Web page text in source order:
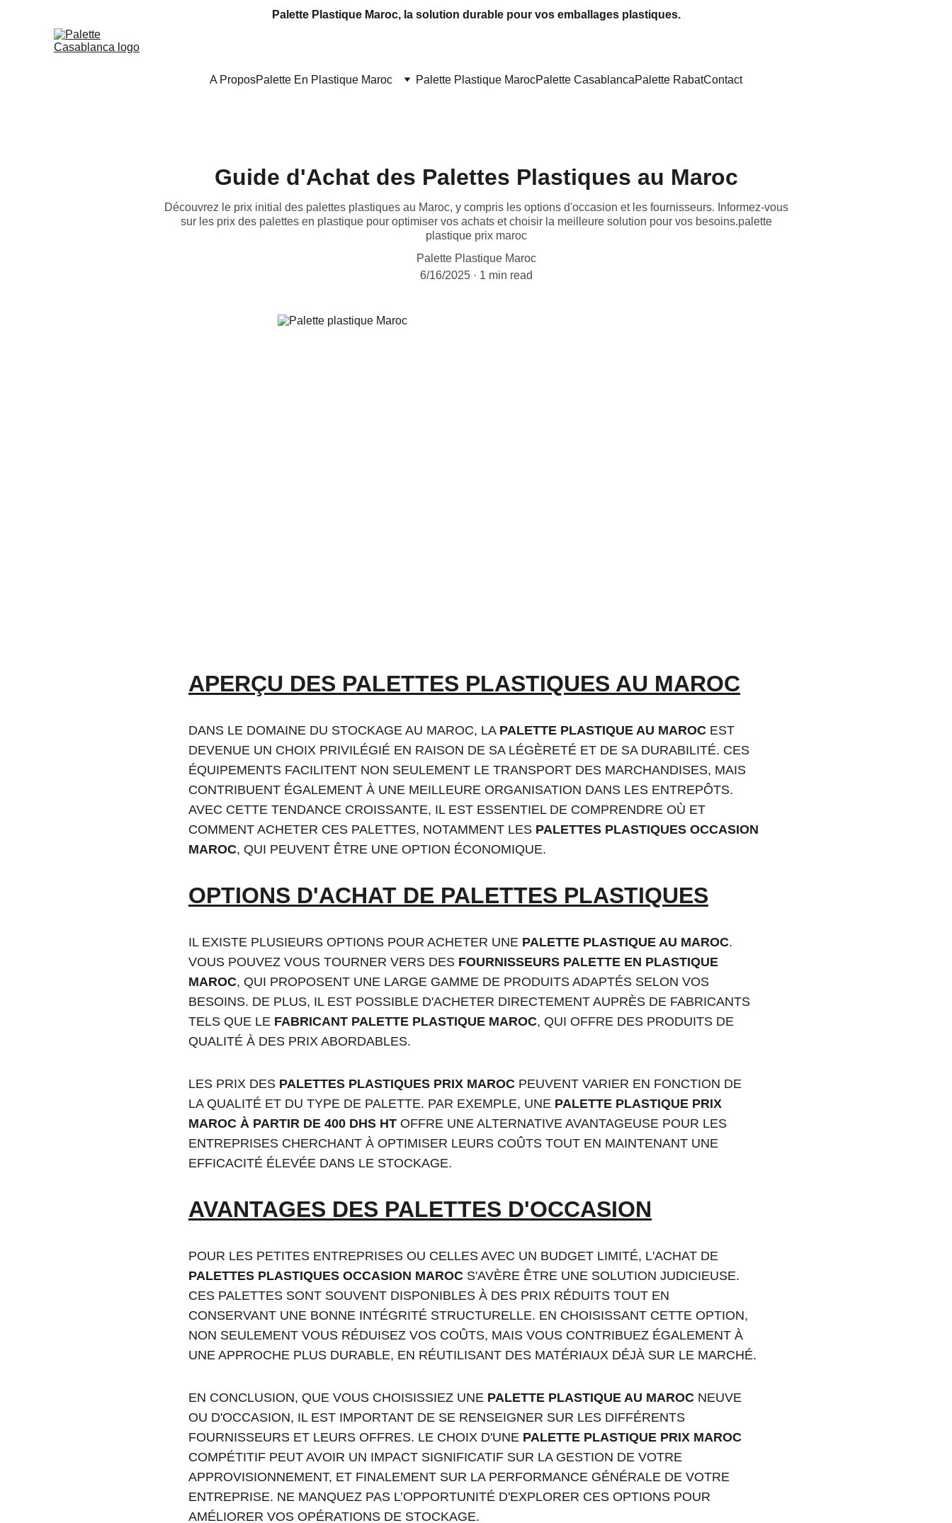
Palette Plastique Maroc, la solution durable pour vos emballages plastiques.
A ProposPalette En Plastique Maroc Palette Plastique MarocPalette CasablancaPalette RabatContact
Guide d'Achat des Palettes Plastiques au Maroc
Découvrez le prix initial des palettes plastiques au Maroc, y compris les options d'occasion et les fournisseurs. Informez-vous
sur les prix des palettes en plastique pour optimiser vos achats et choisir la meilleure solution pour vos besoins.palette
plastique prix maroc
Palette Plastique Maroc
6/16/2025
1 min read
APERÇU DES PALETTES PLASTIQUES AU MAROC
DANS LE DOMAINE DU STOCKAGE AU MAROC, LA PALETTE PLASTIQUE AU MAROC EST
DEVENUE UN CHOIX PRIVILÉGIÉ EN RAISON DE SA LÉGÈRETÉ ET DE SA DURABILITÉ. CES
ÉQUIPEMENTS FACILITENT NON SEULEMENT LE TRANSPORT DES MARCHANDISES, MAIS
CONTRIBUENT ÉGALEMENT À UNE MEILLEURE ORGANISATION DANS LES ENTREPÔTS.
AVEC CETTE TENDANCE CROISSANTE, IL EST ESSENTIEL DE COMPRENDRE OÙ ET
COMMENT ACHETER CES PALETTES, NOTAMMENT LES PALETTES PLASTIQUES OCCASION
MAROC, QUI PEUVENT ÊTRE UNE OPTION ÉCONOMIQUE.
OPTIONS D'ACHAT DE PALETTES PLASTIQUES
IL EXISTE PLUSIEURS OPTIONS POUR ACHETER UNE PALETTE PLASTIQUE AU MAROC.
VOUS POUVEZ VOUS TOURNER VERS DES FOURNISSEURS PALETTE EN PLASTIQUE
MAROC, QUI PROPOSENT UNE LARGE GAMME DE PRODUITS ADAPTÉS SELON VOS
BESOINS. DE PLUS, IL EST POSSIBLE D'ACHETER DIRECTEMENT AUPRÈS DE FABRICANTS
TELS QUE LE FABRICANT PALETTE PLASTIQUE MAROC, QUI OFFRE DES PRODUITS DE
QUALITÉ À DES PRIX ABORDABLES.
LES PRIX DES PALETTES PLASTIQUES PRIX MAROC PEUVENT VARIER EN FONCTION DE
LA QUALITÉ ET DU TYPE DE PALETTE. PAR EXEMPLE, UNE PALETTE PLASTIQUE PRIX
MAROC À PARTIR DE 400 DHS HT OFFRE UNE ALTERNATIVE AVANTAGEUSE POUR LES
ENTREPRISES CHERCHANT À OPTIMISER LEURS COÛTS TOUT EN MAINTENANT UNE
EFFICACITÉ ÉLEVÉE DANS LE STOCKAGE.
AVANTAGES DES PALETTES D'OCCASION
POUR LES PETITES ENTREPRISES OU CELLES AVEC UN BUDGET LIMITÉ, L'ACHAT DE
PALETTES PLASTIQUES OCCASION MAROC S'AVÈRE ÊTRE UNE SOLUTION JUDICIEUSE.
CES PALETTES SONT SOUVENT DISPONIBLES À DES PRIX RÉDUITS TOUT EN
CONSERVANT UNE BONNE INTÉGRITÉ STRUCTURELLE. EN CHOISISSANT CETTE OPTION,
NON SEULEMENT VOUS RÉDUISEZ VOS COÛTS, MAIS VOUS CONTRIBUEZ ÉGALEMENT À
UNE APPROCHE PLUS DURABLE, EN RÉUTILISANT DES MATÉRIAUX DÉJÀ SUR LE MARCHÉ.
EN CONCLUSION, QUE VOUS CHOISISSIEZ UNE PALETTE PLASTIQUE AU MAROC NEUVE
OU D'OCCASION, IL EST IMPORTANT DE SE RENSEIGNER SUR LES DIFFÉRENTS
FOURNISSEURS ET LEURS OFFRES. LE CHOIX D'UNE PALETTE PLASTIQUE PRIX MAROC
COMPÉTITIF PEUT AVOIR UN IMPACT SIGNIFICATIF SUR LA GESTION DE VOTRE
APPROVISIONNEMENT, ET FINALEMENT SUR LA PERFORMANCE GÉNÉRALE DE VOTRE
ENTREPRISE. NE MANQUEZ PAS L’OPPORTUNITÉ D'EXPLORER CES OPTIONS POUR
AMÉLIORER VOS OPÉRATIONS DE STOCKAGE.